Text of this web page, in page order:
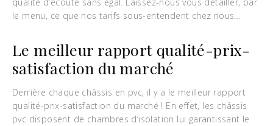
le menu, ce que nos tarifs sous-entendent chez nous…
Le meilleur rapport qualité-prix-
satisfaction du marché
Derrière chaque châssis en pvc, il y a le meilleur rapport
qualité-prix-satisfaction du marché ! En effet, les châssis
pvc disposent de chambres d’isolation lui garantissant le